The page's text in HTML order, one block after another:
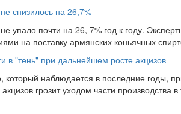
снизилось на 26,7%
упало почти на 26, 7% год к году.
на поставку армянских коньячных
в "тень" при дальнейшем росте акцизов
наблюдается в последние годы,
грозит уходом части производства в